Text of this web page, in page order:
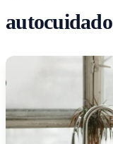
autocuidado